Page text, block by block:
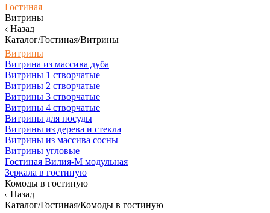
Гостиная
Витрины
Назад
Каталог/Гостиная/Витрины
Витрины
Витрина из массива дуба
Витрины 1 створчатые
Витрины 2 створчатые
Витрины 3 створчатые
Витрины 4 створчатые
Витрины для посуды
Витрины из дерева и стекла
Витрины из массива сосны
Витрины угловые
Гостиная Вилия-М модульная
Зеркала в гостиную
Комоды в гостиную
Назад
Каталог/Гостиная/Комоды в гостиную